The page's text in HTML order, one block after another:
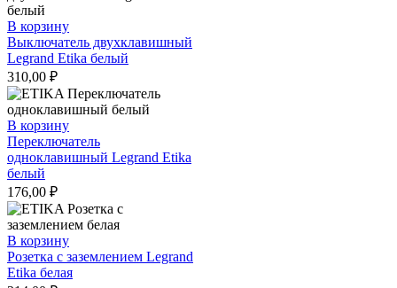
В корзину
Выключатель двухклавишный
Legrand Etika белый
310,00 ₽
В корзину
Переключатель
одноклавишный Legrand Etika
белый
176,00 ₽
В корзину
Розетка с заземлением Legrand
Etika белая